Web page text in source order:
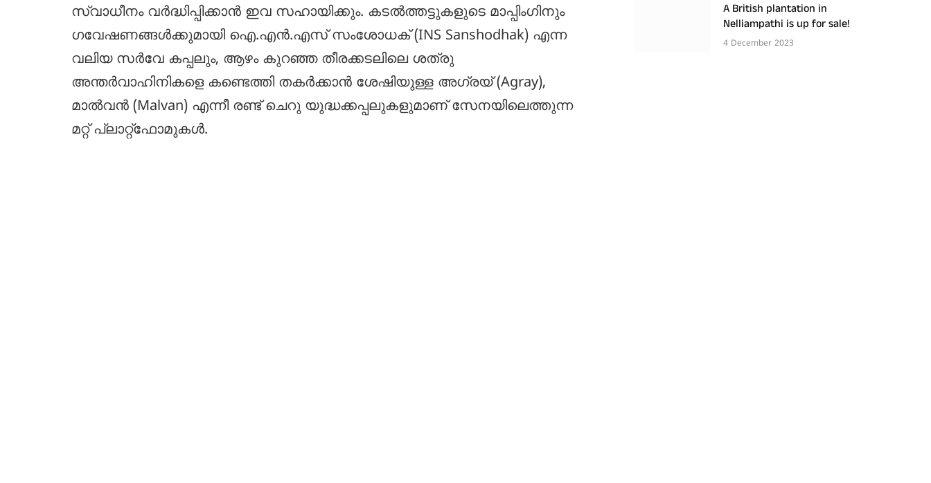
സ്വാധീനം വർദ്ധിപ്പിക്കാൻ ഇവ സഹായിക്കും. കടൽത്തട്ടുകളുടെ മാപ്പിംഗിനും
ഗവേഷണങ്ങൾക്കുമായി ഐ.എൻ.എസ് സംശോധക് (INS Sanshodhak) എന്ന
വലിയ സർവേ കപ്പലും, ആഴം കുറഞ്ഞ തീരക്കടലിലെ ശത്രു
അന്തർവാഹിനികളെ കണ്ടെത്തി തകർക്കാൻ ശേഷിയുള്ള അഗ്രയ് (Agray),
മാൽവൻ (Malvan) എന്നീ രണ്ട് ചെറു യുദ്ധക്കപ്പലുകളുമാണ് സേനയിലെത്തുന്ന
മറ്റ് പ്ലാറ്റ്‌ഫോമുകൾ.
A British plantation in
Nelliampathi is up for sale!
4 December 2023